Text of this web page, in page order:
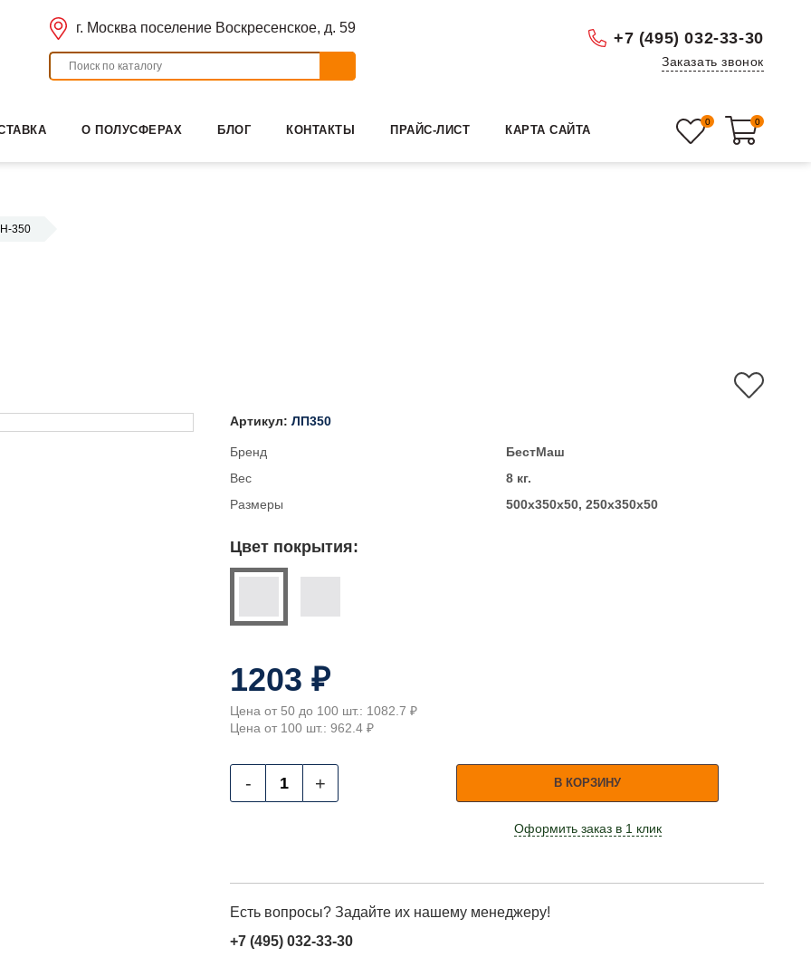
+7 (495) 032-33-30
Заказать звонок
г. Москва поселение Воскресенское, д. 59
О ПОЛУСФЕРАХ БЛОГ КОНТАКТЫ ПРАЙС-ЛИСТ КАРТА САЙТА
0 0
350
Артикул: ЛП350
Бренд
БестМаш
Вес
8 кг.
Размеры
500x350x50, 250x350x50
Цвет покрытия:
1203 ₽
Цена от 50 до 100 шт.: 1082.7 ₽
Цена от 100 шт.: 962.4 ₽
- + В КОРЗИНУ
Оформить заказ в 1 клик
Есть вопросы? Задайте их нашему менеджеру!
+7 (495) 032-33-30